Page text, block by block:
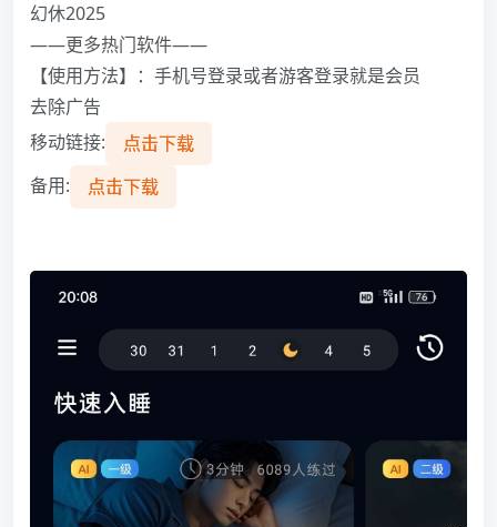
幻休2025
——更多热门软件——
【使用方法】：手机号登录或者游客登录就是会员
去除广告
移动链接:
点击下载
备用:
点击下载